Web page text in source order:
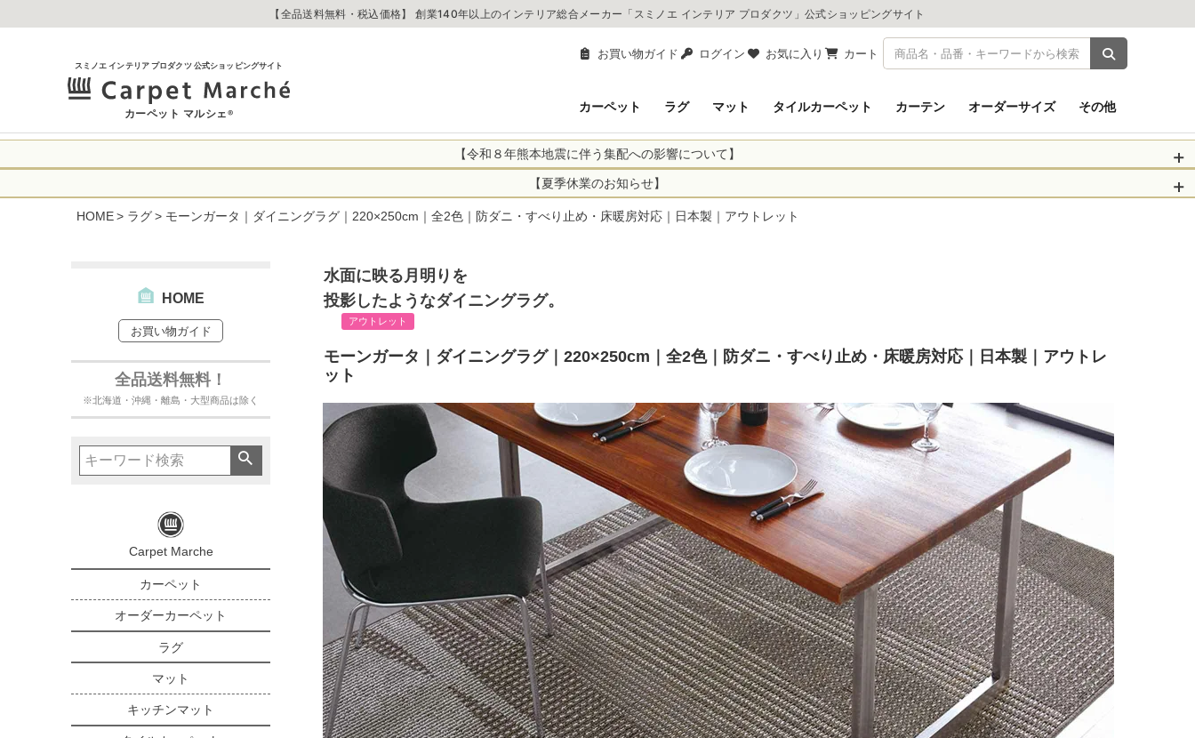
【全品送料無料・税込価格】 創業140年以上のインテリア総合メーカー「スミノエ インテリア プロダクツ」公式ショッピングサイト
お買い物ガイド ログイン お気に入り カート 商品を検索
スミノエ インテリア プロダクツ 公式ショッピングサイト
カーペット マルシェ® カーペット ラグ マット タイルカーペット カーテン オーダーサイズ その他
【令和８年熊本地震に伴う集配への影響について】
令和8年熊本地震により、お亡くなりになられた方々に深く哀悼の意を表しますとともに、被災された皆さま
に心よりお見舞い申し上げます。 この地震の影響により、現在、一部地域を発着するお荷物のお届けに遅れが
生じております。
・全国から九州あてのお荷物
・九州から全国あてのお荷物
なお、今後の被害状況や交通規制などにより、対象地域やサービスへの影響が変更となる場合がございます。
お客さまにはご不便をおかけいたしますが、何卒ご理解賜りますようお願い申し上げます。
詳しくはこちら
【夏季休業のお知らせ】
当店は
は2026年8月11日(火)～2026年8月16日(日)
までの期間を休業とさせて頂きます。
出荷センターも休業となりますため、休業期間中のご注文商品の出荷は
HOME ラグ モーンガータ｜ダイニングラグ｜220×250cm｜全2色｜防ダニ・すべり止め・床暖房対応｜日本製｜アウトレット
HOME
お買い物ガイド
全品送料無料！
※北海道・沖縄・離島・大型商品は除く
Carpet Marche
カーペット
オーダーカーペット
ラグ
マット
キッチンマット
水面に映る月明りを
投影したようなダイニングラグ。
アウトレット
モーンガータ｜ダイニングラグ｜220×250cm｜全2色｜防ダニ・すべり止め・床暖房対応｜日本製｜アウトレ
ット